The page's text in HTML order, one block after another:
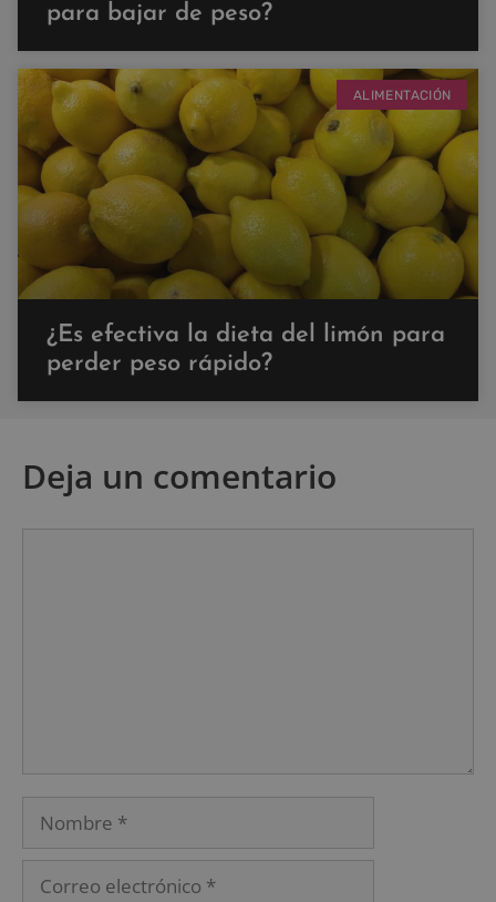
para bajar de peso?
ALIMENTACIÓN
¿Es efectiva la dieta del limón para
perder peso rápido?
Deja un comentario